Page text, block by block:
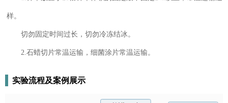
样。
切勿固定时间过长，切勿冷冻结冰。
2.石蜡切片常温运输，细菌涂片常温运输。
实验流程及案例展示